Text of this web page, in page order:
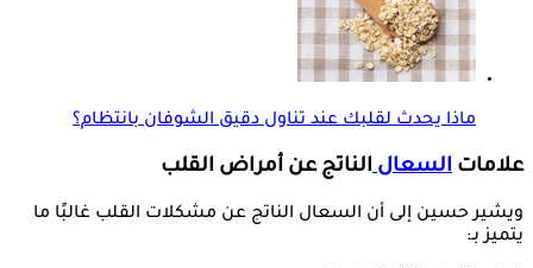
ماذا يحدث لقلبك عند تناول دقيق الشوفان بانتظام؟
علامات السعالالناتج عن أمراض القلب
ويشير حسين إلى أن السعال الناتج عن مشكلات القلب غالبًا ما
يتميز بـ: